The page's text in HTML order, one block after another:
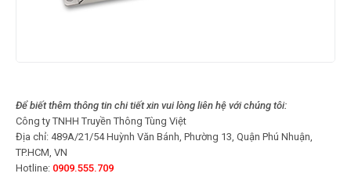
Để biết thêm thông tin chi tiết xin vui lòng liên hệ với chúng tôi:
Công ty TNHH Truyền Thông Tùng Việt
Địa chỉ: 489A/21/54 Huỳnh Văn Bánh, Phường 13, Quận Phú Nhuận,
TP.HCM, VN
Hotline: 0909.555.709